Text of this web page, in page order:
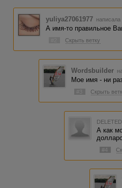
yuliya27061977
А имя-то правильное
Скрыть ветку
Wordsbuilder
Мое имя - ни
Скрыть
DELETED
А как
#4